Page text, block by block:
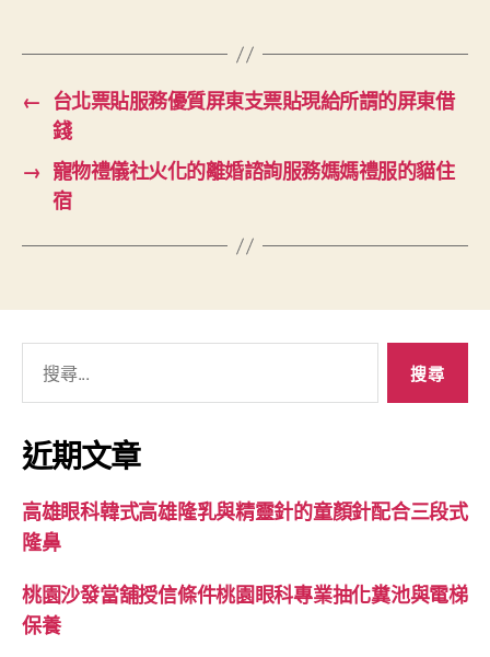
← 台北票貼服務優質屏東支票貼現給所謂的屏東借
錢
→ 寵物禮儀社火化的離婚諮詢服務媽媽禮服的貓住
宿
關
鍵
字:
近期文章
高雄眼科韓式高雄隆乳與精靈針的童顏針配合三段式
隆鼻
桃園沙發當舖授信條件桃園眼科專業抽化糞池與電梯
保養